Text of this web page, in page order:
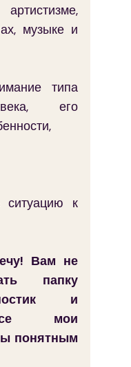
музыке и
его
Вам не
папку
и
мои
понятным